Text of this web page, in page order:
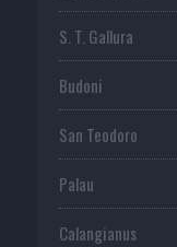
S. T. Gallura
Budoni
San Teodoro
Palau
Calangianus